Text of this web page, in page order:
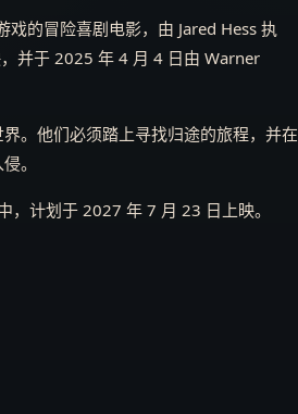
的冒险喜剧电影，由 Jared Hess 执
并于 2025 年 4 月 4 日由 Warner
。他们必须踏上寻找归途的旅程，并在
。
计划于 2027 年 7 月 23 日上映。